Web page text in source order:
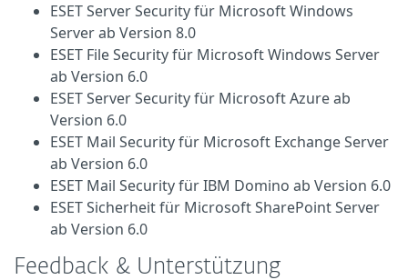
ESET Server Security für Microsoft Windows
Server ab Version 8.0
ESET File Security für Microsoft Windows Server
ab Version 6.0
ESET Server Security für Microsoft Azure ab
Version 6.0
ESET Mail Security für Microsoft Exchange Server
ab Version 6.0
ESET Mail Security für IBM Domino ab Version 6.0
ESET Sicherheit für Microsoft SharePoint Server
ab Version 6.0
Feedback & Unterstützung